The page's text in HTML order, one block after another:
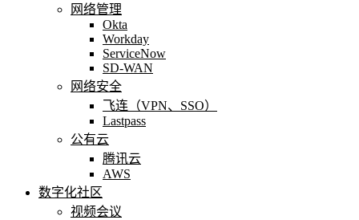
网络管理
Okta
Workday
ServiceNow
SD-WAN
网络安全
飞连（VPN、SSO）
Lastpass
公有云
腾讯云
AWS
数字化社区
视频会议